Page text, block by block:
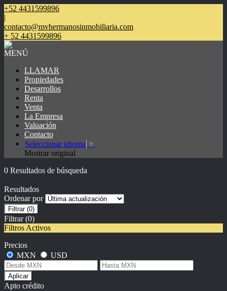
+52 4431599896
|
contacto@mvhermanosinmobiliaria.com
+ 52 4431599896
MENÚ
LLAMAR
Propiedades
Desarrollos
Renta
Venta
La Empresa
Valuación
Contacto
Seleccionar idioma ▼
Mostrar original
0 Resultados de búsqueda
Resultados
Ordenar por
Filtrar (0)
Filtrar (0)
Filtros Activos
Precios
MXN
USD
Aplicar
Apto crédito